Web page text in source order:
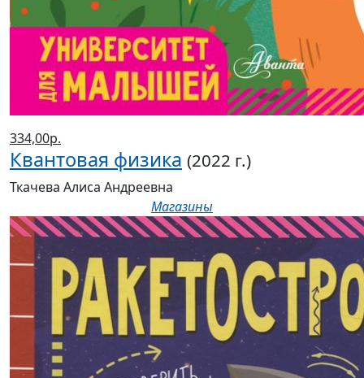
334,00р.
Квантовая физика (2022 г.)
Ткачева Алиса Андреевна
Магазины